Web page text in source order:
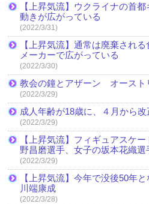
【上昇気流】ウクライナの首
動きが広がっている
(2022/3/31)
【上昇気流】通常は廃棄され
メーカーで広がっている
(2022/3/30)
教会の鐘とアザーン オースト
(2022/3/29)
成人年齢が18歳に、４月から
(2022/3/29)
【上昇気流】フィギュアスケ
野昌磨選手、女子の坂本花織選
(2022/3/29)
【上昇気流】今年で没後50年
川端康成
(2022/3/28)